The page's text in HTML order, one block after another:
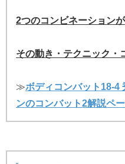
2つのコンビネーションが
その動き・テクニック・
≫ボディコンバット18-4
ンのコンバット2解説ペ